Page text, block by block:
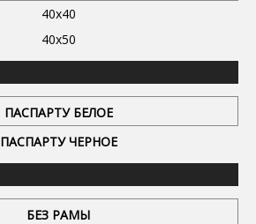
40x40
40x50
ПАСПАРТУ БЕЛОЕ
ПАСПАРТУ ЧЕРНОЕ
БЕЗ РАМЫ